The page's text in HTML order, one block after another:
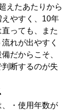
えたあたりから
やすく、10年
っても、また
れが出やすく
だからこそ、
判断するのが失
・使用年数が